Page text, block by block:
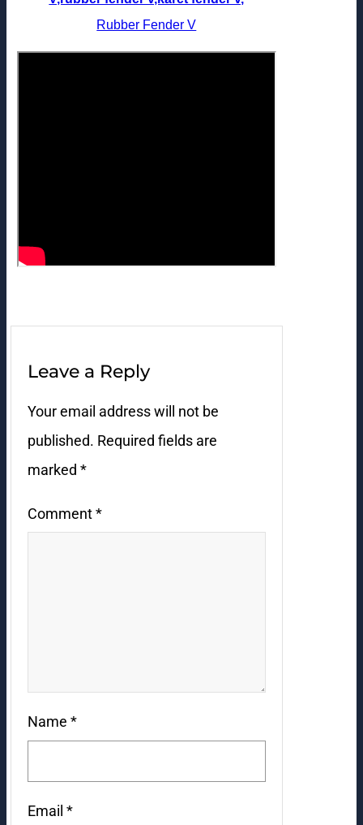
Rubber Fender V
Leave a Reply
Your email address will not be
published. Required fields are
marked *
Comment*
Name *
Email *